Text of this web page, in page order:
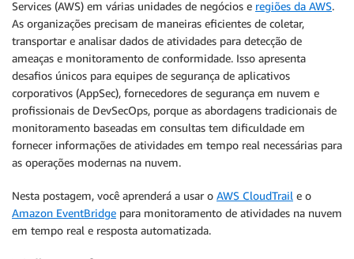
Services (AWS) em várias unidades de negócios e regiões da AWS.
As organizações precisam de maneiras eficientes de coletar,
transportar e analisar dados de atividades para detecção de
ameaças e monitoramento de conformidade. Isso apresenta
desafios únicos para equipes de segurança de aplicativos
corporativos (AppSec), fornecedores de segurança em nuvem e
profissionais de DevSecOps, porque as abordagens tradicionais de
monitoramento baseadas em consultas tem dificuldade em
fornecer informações de atividades em tempo real necessárias para
as operações modernas na nuvem.
Nesta postagem, você aprenderá a usar o AWS CloudTrail e o
Amazon EventBridge para monitoramento de atividades na nuvem
em tempo real e resposta automatizada.